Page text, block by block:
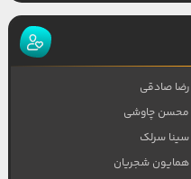
رضا صادقی
محسن چاوشی
سینا سرلک
همایون شجریان